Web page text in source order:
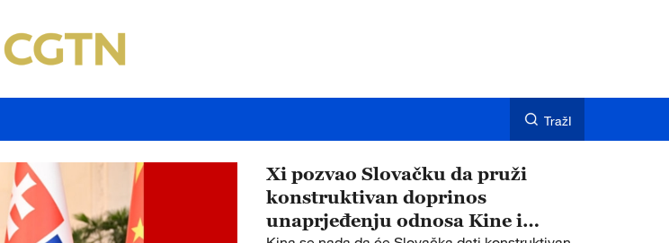
TražI
Xi pozvao Slovačku da pruži
konstruktivan doprinos
unaprjeđenju odnosa Kine i